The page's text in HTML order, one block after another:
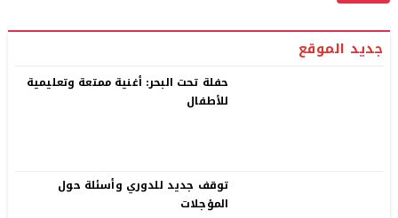
جديد الموقع
حفلة تحت البحر: أغنية ممتعة وتعليمية
للأطفال
توقف جديد للدوري وأسئلة حول
المؤجلات